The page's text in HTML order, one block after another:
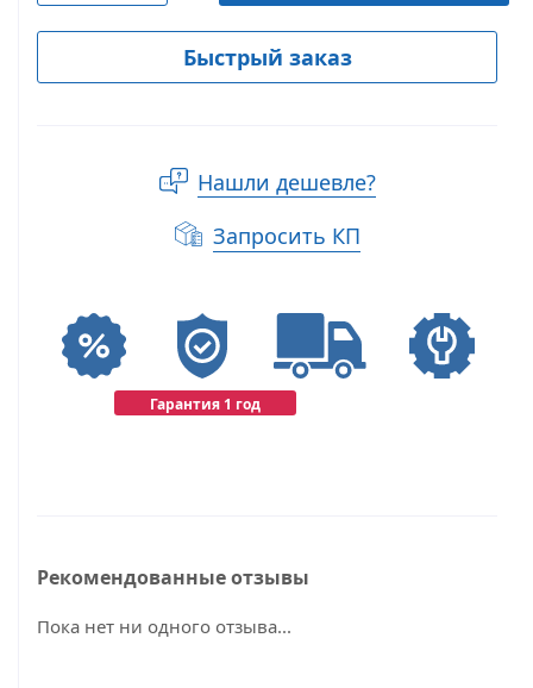
Быстрый заказ
Нашли дешевле?
Запросить КП
Гарантия 1 год
Рекомендованные отзывы
Пока нет ни одного отзыва...